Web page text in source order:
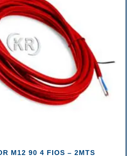
M12 90 4 FIOS – 2MTS